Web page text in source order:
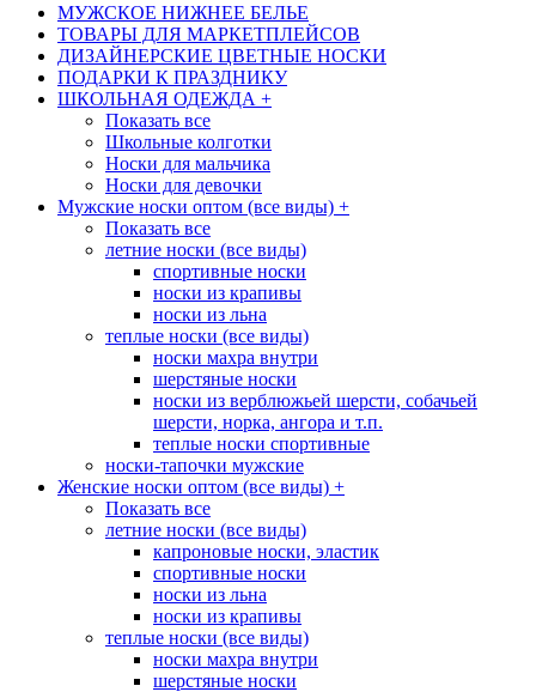
МУЖСКОЕ НИЖНЕЕ БЕЛЬЕ
ТОВАРЫ ДЛЯ МАРКЕТПЛЕЙСОВ
ДИЗАЙНЕРСКИЕ ЦВЕТНЫЕ НОСКИ
ПОДАРКИ К ПРАЗДНИКУ
ШКОЛЬНАЯ ОДЕЖДА +
Показать все
Школьные колготки
Носки для мальчика
Носки для девочки
Мужские носки оптом (все виды) +
Показать все
летние носки (все виды)
спортивные носки
носки из крапивы
носки из льна
теплые носки (все виды)
носки махра внутри
шерстяные носки
носки из верблюжьей шерсти, собачьей
шерсти, норка, ангора и т.п.
теплые носки спортивные
носки-тапочки мужские
Женские носки оптом (все виды) +
Показать все
летние носки (все виды)
капроновые носки, эластик
спортивные носки
носки из льна
носки из крапивы
теплые носки (все виды)
носки махра внутри
шерстяные носки